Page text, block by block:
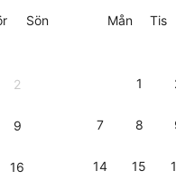
Lördag
SönSöndag
2
9
16
MånMåndag
Tis
1
7 8
14 15